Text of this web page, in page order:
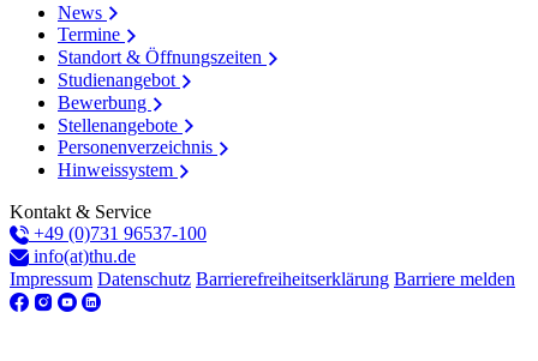
News
Termine
Standort & Öffnungszeiten
Studienangebot
Bewerbung
Stellenangebote
Personenverzeichnis
Hinweissystem
Kontakt & Service
+49 (0)731 96537-100
info(at)thu.de
Impressum Datenschutz Barrierefreiheitserklärung Barriere melden